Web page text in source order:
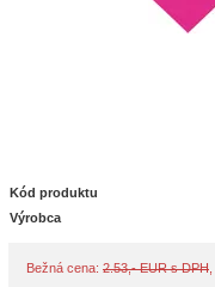
Kód produktu
Výrobca
Bežná cena: 2.53,- EUR s DPH